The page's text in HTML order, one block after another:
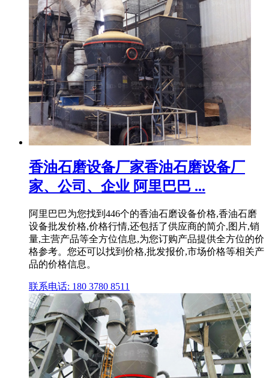
香油石磨设备厂家香油石磨设备厂
家、公司、企业 阿里巴巴 ...
阿里巴巴为您找到446个的香油石磨设备价格,香油石磨
设备批发价格,价格行情,还包括了供应商的简介,图片,销
量,主营产品等全方位信息,为您订购产品提供全方位的价
格参考。您还可以找到价格,批发报价,市场价格等相关产
品的价格信息。
联系电话: 180 3780 8511